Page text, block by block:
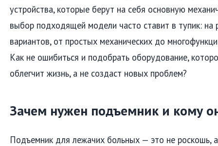
устройства, которые берут на себя основную
выбор подходящей модели часто ставит в тупик: на
вариантов, от простых механических до
Как не ошибиться и подобрать оборудование,
облегчит жизнь, а не создаст новых проблем?
Зачем нужен подъемник и кому
Подъемник для лежачих больных — это не роскошь,